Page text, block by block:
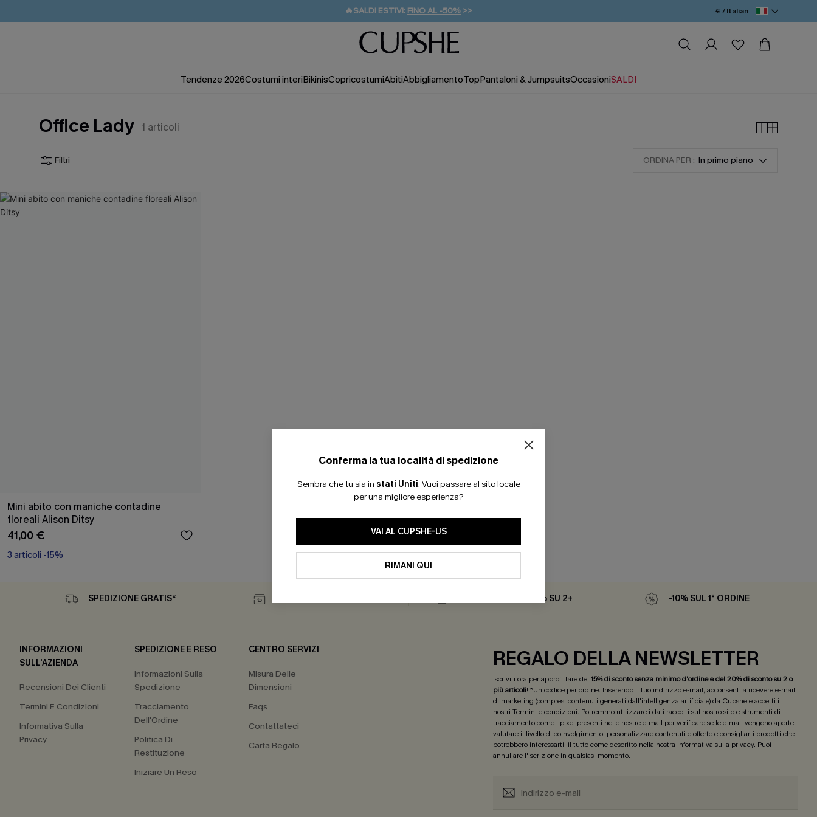
🔥SALDI ESTIVI: FINO AL -50% >>
🚚SPEDIZIONE GRATUITA DA 49€
💌REGALO PER I NUOVI: 20% DI SCONTO*
€ / Italian
Tendenze 2026Costumi interiBikinisCopricostumiAbitiAbbigliamentoTopPantaloni & JumpsuitsOccasioniSALDI
Office Lady 1 articoli
Filtri ORDINA PER : In primo piano
Mini abito con maniche contadine
floreali Alison Ditsy
41,00 €
3 articoli -15%
Conferma la tua località di spedizione
Sembra che tu sia in stati Uniti. Vuoi passare al sito locale
per una migliore esperienza?
VAI AL CUPSHE-US
RIMANI QUI
SPEDIZIONE GRATIS* ISCRIVITI: -15% | 20% SU 2+ -10% SUL 1° ORDINE
INFORMAZIONI
SULL'AZIENDA
Recensioni Dei Clienti
Termini E Condizioni
Informativa Sulla
Privacy
SPEDIZIONE E RESO
Informazioni Sulla
Spedizione
Tracciamento
Dell'Ordine
Politica Di
Restituzione
Iniziare Un Reso
CENTRO SERVIZI
Misura Delle
Dimensioni
Faqs
Contattateci
Carta Regalo
REGALO DELLA NEWSLETTER
Iscriviti ora per approfittare del15% di sconto senza minimo d'ordine e del 20% di sconto su 2 o
più articoli! *Un codice per ordine. Inserendo il tuo indirizzo e-mail, acconsenti a ricevere e-mail
di marketing (compresi contenuti generati dall'intelligenza artificiale) da Cupshe e accetti i
nostriTermini e condizioni. Potremmo utilizzare i dati raccolti sul nostro sito e strumenti di
tracciamento come i pixel presenti nelle nostre e-mail per verificare se le e-mail vengono aperte,
valutare il livello di coinvolgimento, personalizzare contenuti e offerte e consigliarti prodotti che
potrebbero interessarti, il tutto come descritto nella nostra Informativa sulla privacy. Puoi
annullare l'iscrizione in qualsiasi momento.